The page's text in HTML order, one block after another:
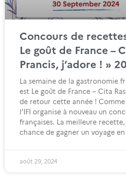
Concours de
Le goût de France –
Prancis, j’adore ! »
La semaine de la gastronomie
est Le goût de France – Cita
de retour cette année !
l’IFI organise à nouveau un
françaises. La meilleure
chance de gagner un voyage en
août 29, 2024